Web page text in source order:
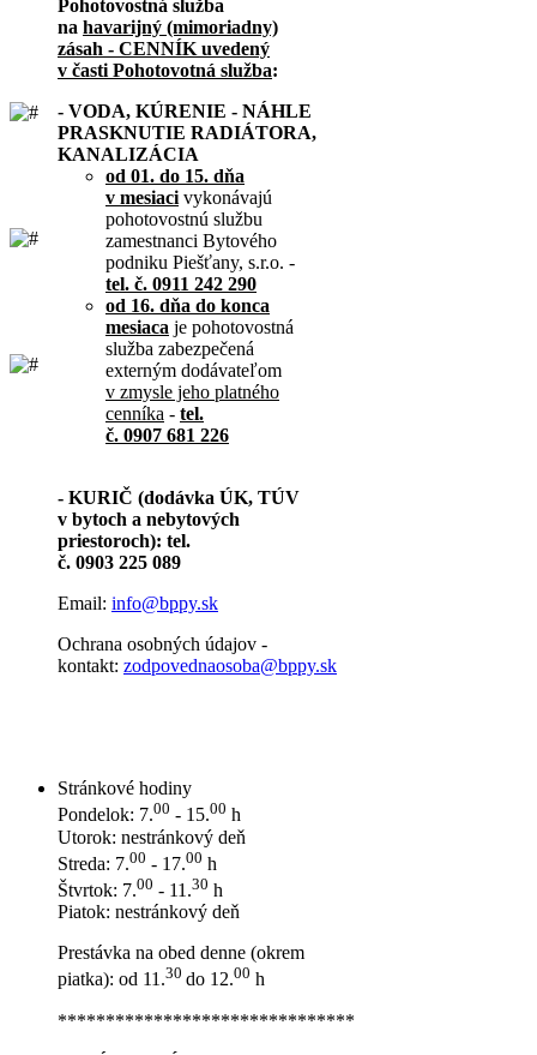
Pohotovostná služba
na havarijný (mimoriadny)
zásah - CENNÍK uvedený
v časti Pohotovotná služba:
- VODA, KÚRENIE - NÁHLE
PRASKNUTIE RADIÁTORA,
KANALIZÁCIA
od 01. do 15. dňa
v mesiaci vykonávajú
pohotovostnú službu
zamestnanci Bytového
podniku Piešťany, s.r.o. -
tel. č. 0911 242 290
od 16. dňa do konca
mesiaca je pohotovostná
služba zabezpečená
externým dodávateľom
v zmysle jeho platného
cenníka - tel.
č. 0907 681 226
- KURIČ (dodávka ÚK, TÚV
v bytoch a nebytových
priestoroch): tel.
č. 0903 225 089
Email: info@bppy.sk
Ochrana osobných údajov -
kontakt: zodpovednaosoba@bppy.sk
Stránkové hodiny
Pondelok: 7.00 - 15.00 h
Utorok: nestránkový deň
Streda: 7.00 - 17.00 h
Štvrtok: 7.00 - 11.30 h
Piatok: nestránkový deň
Prestávka na obed denne (okrem
piatka): od 11.30 do 12.00 h
*******************************